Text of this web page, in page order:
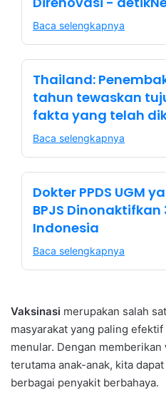
Baca selengkapnya
Thailand:
tahun tewaskan
fakta yang telah
Baca selengkapnya
Dokter PPDS UGM
BPJS Dinonaktifkan
Indonesia
Baca selengkapnya
Vaksinasi merupakan salah
masyarakat yang paling
menular. Dengan memberikan
terutama anak-anak, kita
berbagai penyakit berbahaya.